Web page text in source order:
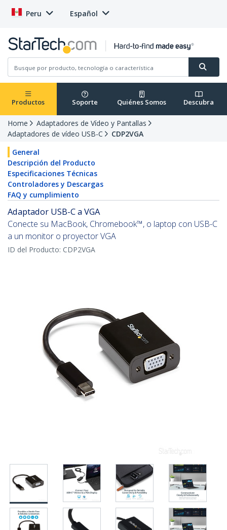
Peru Español
Productos Soporte Quiénes Somos Descubra
Home
Adaptadores de Vídeo y Pantallas
Adaptadores de vídeo USB-C
CDP2VGA
General
Descripción del Producto
Especificaciones Técnicas
Controladores y Descargas
FAQ y cumplimiento
Adaptador USB-C a VGA
Conecte su MacBook, Chromebook™, o laptop con USB-C
a un monitor o proyector VGA
ID del Producto: CDP2VGA